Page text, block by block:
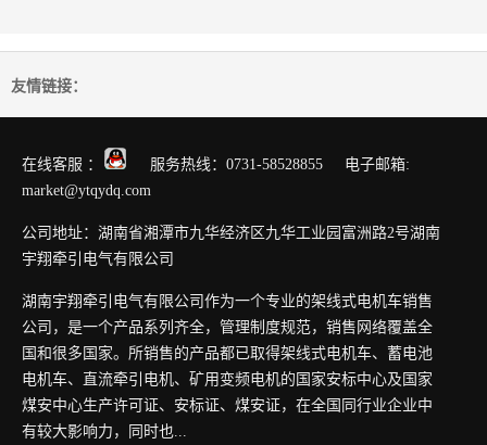
友情链接：
在线客服 ：
服务热线：0731-58528855 电子邮箱:
market@ytqydq.com
公司地址：湖南省湘潭市九华经济区九华工业园富洲路2号湖南
宇翔牵引电气有限公司
湖南宇翔牵引电气有限公司作为一个专业的架线式电机车销售
公司，是一个产品系列齐全，管理制度规范，销售网络覆盖全
国和很多国家。所销售的产品都已取得架线式电机车、蓄电池
电机车、直流牵引电机、矿用变频电机的国家安标中心及国家
煤安中心生产许可证、安标证、煤安证，在全国同行业企业中
有较大影响力，同时也...